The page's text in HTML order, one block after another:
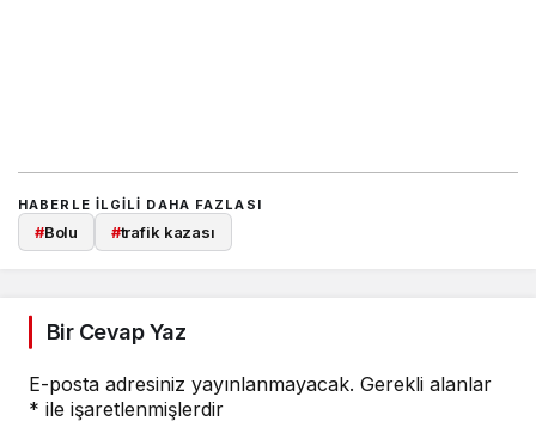
HABERLE ILGILI DAHA FAZLASI
#Bolu #trafik kazası
Bir Cevap Yaz
E-posta adresiniz yayınlanmayacak. Gerekli alanlar
* ile işaretlenmişlerdir